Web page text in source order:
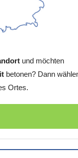
und möchten
betonen? Dann
Ortes.